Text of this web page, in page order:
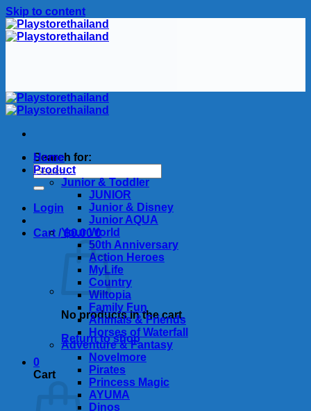
Skip to content
Search for:
Login
Cart /฿0.00 0
No products in the cart.
Return to shop
0
Cart
Home
Product
Junior & Toddler
JUNIOR
Junior & Disney
Junior AQUA
Your World
50th Anniversary
Action Heroes
MyLife
Country
Wiltopia
Family Fun
Animals & Friends
Horses of Waterfall
Adventure & Fantasy
Novelmore
Pirates
Princess Magic
AYUMA
Dinos